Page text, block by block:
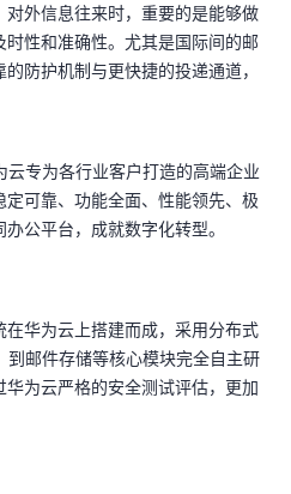
外信息往来时，重要的是能够做
性和准确性。尤其是国际间的邮
防护机制与更快捷的投递通道，
云专为各行业客户打造的高端企业
可靠、功能全面、性能领先、极
公平台，成就数字化转型。
华为云上搭建而成，采用分布式
邮件存储等核心模块完全自主研
为云严格的安全测试评估，更加